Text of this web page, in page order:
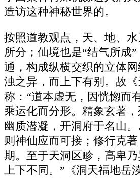
造访这种神秘世界的。
按照道教观点，天、地、
所分；仙境也是“结气所成
通，构成纵横交织的立体
浊之异，而上下有别。故《
称：“道本虚无，因恍惚而
乘运化而分形。精象玄著，
幽质潜凝，开洞府于名山
则神仙应而可接；修行克
期。至于天洞区畛，高卑乃
上下不同。”《洞天福地岳